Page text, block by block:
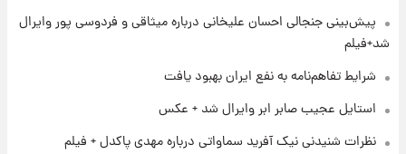
۱ روز پیش
۱ روز پیش
پیش‌بینی جنجالی احسان علیخانی درباره میثاقی و فردوسی پور وایرال
شد+فیلم
شرایط تفاهم‌نامه به نفع ایران بهبود یافت
استایل عجیب صابر ابر وایرال شد + عکس
نظرات شنیدنی نیک آفرید سماواتی درباره مهدی پاکدل + فیلم